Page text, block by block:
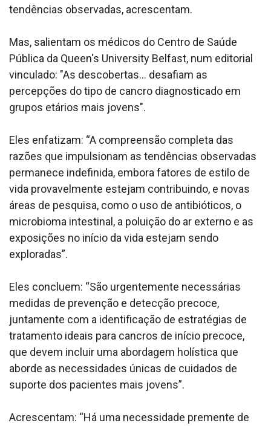
tendências observadas, acrescentam.
Mas, salientam os médicos do Centro de Saúde
Pública da Queen's University Belfast, num editorial
vinculado: "As descobertas... desafiam as
percepções do tipo de cancro diagnosticado em
grupos etários mais jovens".
Eles enfatizam: “A compreensão completa das
razões que impulsionam as tendências observadas
permanece indefinida, embora fatores de estilo de
vida provavelmente estejam contribuindo, e novas
áreas de pesquisa, como o uso de antibióticos, o
microbioma intestinal, a poluição do ar externo e as
exposições no início da vida estejam sendo
exploradas”.
Eles concluem: “São urgentemente necessárias
medidas de prevenção e detecção precoce,
juntamente com a identificação de estratégias de
tratamento ideais para cancros de início precoce,
que devem incluir uma abordagem holística que
aborde as necessidades únicas de cuidados de
suporte dos pacientes mais jovens”.
Acrescentam: “Há uma necessidade premente de